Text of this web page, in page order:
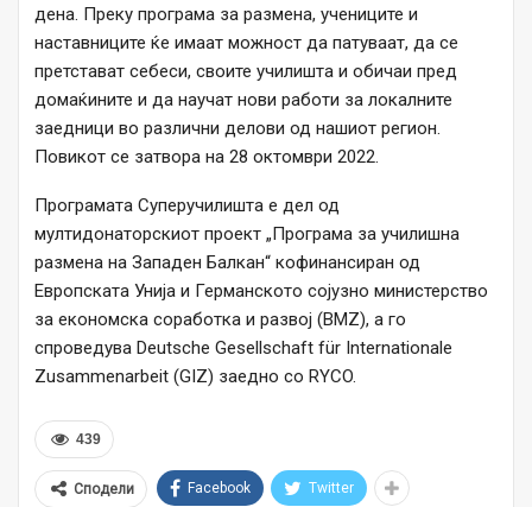
дена. Преку програма за размена, учениците и
наставниците ќе имаат можност да патуваат, да се
претстават себеси, своите училишта и обичаи пред
домаќините и да научат нови работи за локалните
заедници во различни делови од нашиот регион.
Повикот се затвора на 28 октомври 2022.
Програмата Суперучилишта е дел од
мултидонаторскиот проект „Програма за училишна
размена на Западен Балкан“ кофинансиран од
Европската Унија и Германското сојузно министерство
за економска соработка и развој (BMZ), а го
спроведува Deutsche Gesellschaft für Internationale
Zusammenarbeit (GIZ) заедно со RYCO.
439
Сподели Facebook Twitter